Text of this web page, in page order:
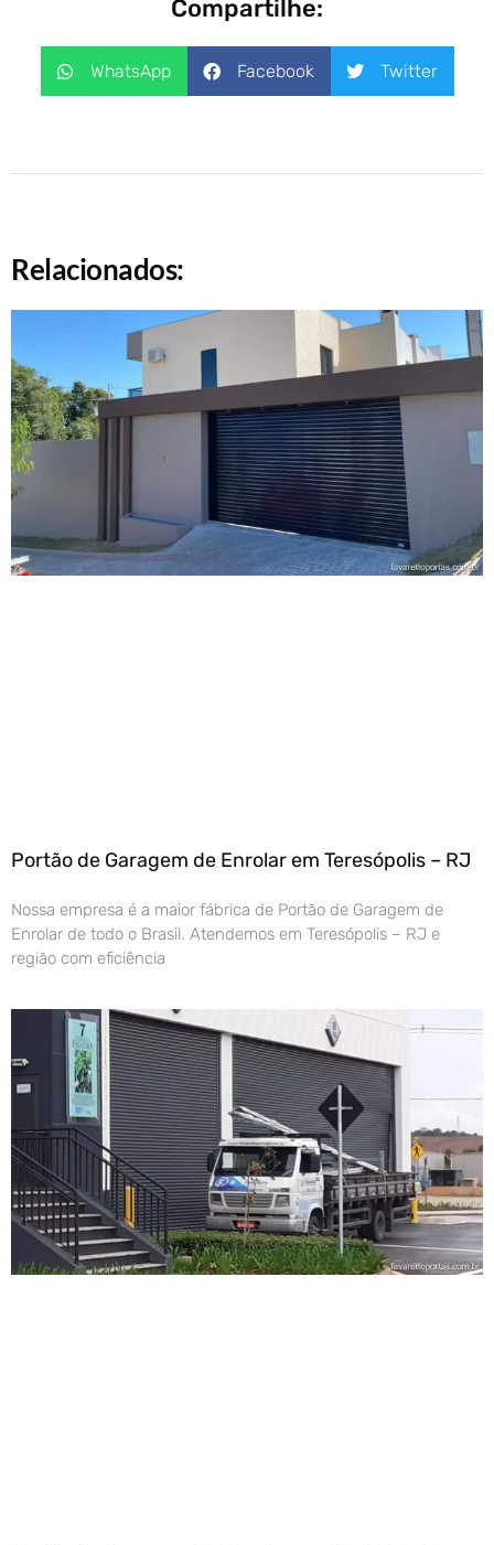
Compartilhe:
WhatsApp Facebook Twitter
Relacionados:
Portão de Garagem de Enrolar em Teresópolis – RJ
Nossa empresa é a maior fábrica de Portão de Garagem de
Enrolar de todo o Brasil. Atendemos em Teresópolis – RJ e
região com eficiência